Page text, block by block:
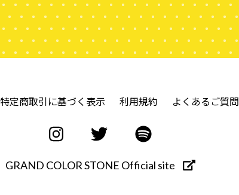
特定商取引に基づく表示 利用規約 よくあるご質問
GRAND COLOR STONE Official site